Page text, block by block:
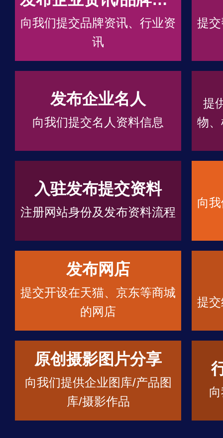
向我们提交品牌资讯、行业资
讯
提
发布企业名人
向我们提交名人资料信息
提
物
入驻发布提交资料
注册网站身份及发布资料流程
向
发布网店
提交开设在天猫、京东等商城
的网店
提
原创摄影图片分享
向我们提供企业图库/产品图
库/摄影作品